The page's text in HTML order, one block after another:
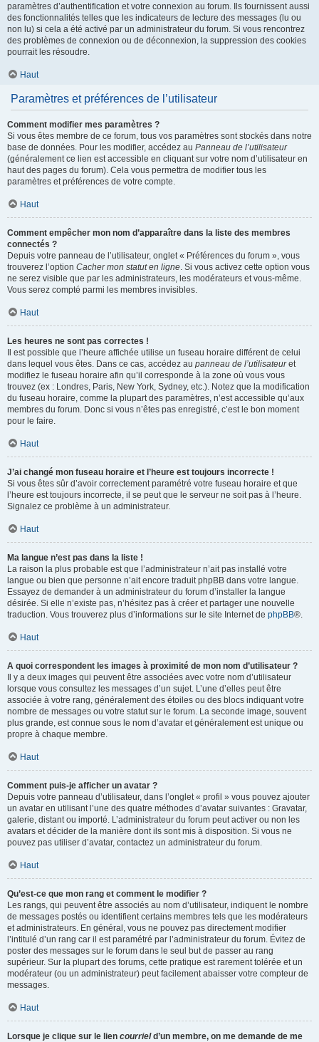
paramètres d’authentification et votre connexion au forum. Ils fournissent aussi
des fonctionnalités telles que les indicateurs de lecture des messages (lu ou
non lu) si cela a été activé par un administrateur du forum. Si vous rencontrez
des problèmes de connexion ou de déconnexion, la suppression des cookies
pourrait les résoudre.
Haut
Paramètres et préférences de l’utilisateur
Comment modifier mes paramètres ?
Si vous êtes membre de ce forum, tous vos paramètres sont stockés dans notre
base de données. Pour les modifier, accédez au Panneau de l’utilisateur
(généralement ce lien est accessible en cliquant sur votre nom d’utilisateur en
haut des pages du forum). Cela vous permettra de modifier tous les
paramètres et préférences de votre compte.
Haut
Comment empêcher mon nom d’apparaître dans la liste des membres
connectés ?
Depuis votre panneau de l’utilisateur, onglet « Préférences du forum », vous
trouverez l’option Cacher mon statut en ligne. Si vous activez cette option vous
ne serez visible que par les administrateurs, les modérateurs et vous-même.
Vous serez compté parmi les membres invisibles.
Haut
Les heures ne sont pas correctes !
Il est possible que l’heure affichée utilise un fuseau horaire différent de celui
dans lequel vous êtes. Dans ce cas, accédez au panneau de l’utilisateuret
modifiez le fuseau horaire afin qu’il corresponde à la zone où vous vous
trouvez (ex : Londres, Paris, New York, Sydney, etc.). Notez que la modification
du fuseau horaire, comme la plupart des paramètres, n’est accessible qu’aux
membres du forum. Donc si vous n’êtes pas enregistré, c’est le bon moment
pour le faire.
Haut
J’ai changé mon fuseau horaire et l’heure est toujours incorrecte !
Si vous êtes sûr d’avoir correctement paramétré votre fuseau horaire et que
l’heure est toujours incorrecte, il se peut que le serveur ne soit pas à l’heure.
Signalez ce problème à un administrateur.
Haut
Ma langue n’est pas dans la liste !
La raison la plus probable est que l’administrateur n’ait pas installé votre
langue ou bien que personne n’ait encore traduit phpBB dans votre langue.
Essayez de demander à un administrateur du forum d’installer la langue
désirée. Si elle n’existe pas, n’hésitez pas à créer et partager une nouvelle
traduction. Vous trouverez plus d’informations sur le site Internet de phpBB®.
Haut
A quoi correspondent les images à proximité de mon nom d’utilisateur ?
Il y a deux images qui peuvent être associées avec votre nom d’utilisateur
lorsque vous consultez les messages d’un sujet. L’une d’elles peut être
associée à votre rang, généralement des étoiles ou des blocs indiquant votre
nombre de messages ou votre statut sur le forum. La seconde image, souvent
plus grande, est connue sous le nom d’avatar et généralement est unique ou
propre à chaque membre.
Haut
Comment puis-je afficher un avatar ?
Depuis votre panneau d’utilisateur, dans l’onglet « profil » vous pouvez ajouter
un avatar en utilisant l’une des quatre méthodes d’avatar suivantes : Gravatar,
galerie, distant ou importé. L’administrateur du forum peut activer ou non les
avatars et décider de la manière dont ils sont mis à disposition. Si vous ne
pouvez pas utiliser d’avatar, contactez un administrateur du forum.
Haut
Qu’est-ce que mon rang et comment le modifier ?
Les rangs, qui peuvent être associés au nom d’utilisateur, indiquent le nombre
de messages postés ou identifient certains membres tels que les modérateurs
et administrateurs. En général, vous ne pouvez pas directement modifier
l’intitulé d’un rang car il est paramétré par l’administrateur du forum. Évitez de
poster des messages sur le forum dans le seul but de passer au rang
supérieur. Sur la plupart des forums, cette pratique est rarement tolérée et un
modérateur (ou un administrateur) peut facilement abaisser votre compteur de
messages.
Haut
Lorsque je clique sur le lien courrield’un membre, on me demande de me